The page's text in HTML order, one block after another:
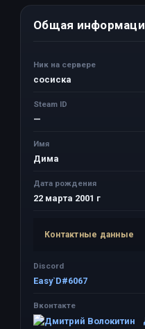
Общая
Ник на сервере
сосиска
Steam ID
—
Имя
Дима
Дата рождения
22 марта 2001 г
Контактные данные
Discord
Easy`D#6067
Вконтакте